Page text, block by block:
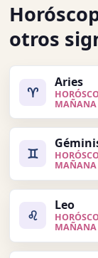
otros
♈
Aries
MAÑANA
♊
MAÑANA
♌
Leo
MAÑANA